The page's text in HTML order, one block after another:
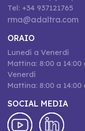
Tel: +34 937121765
rma@adaltra.com
ORAIO
Lunedí a Venerdí
Mattina: 8:00 a 14:00
Venerdí
Mattina: 8:00 a 14:00
SOCIAL MEDIA